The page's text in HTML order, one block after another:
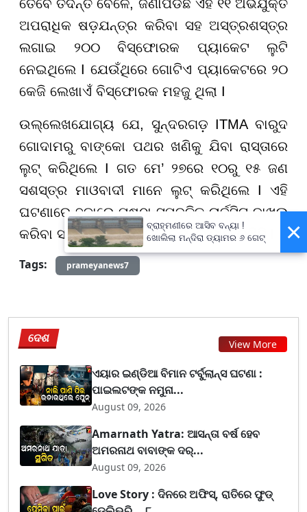
ତେବେ ତଦନ୍ତ ବେଳେ, ଜଣାପଡିଛି ଏହି ୧୧ ଅଭିଯୁକ୍ତ
ଅପରାଧିକ ଷଡ଼ଯନ୍ତ୍ର କରିବା ସହ ଅସ୍ତ୍ରଶସ୍ତ୍ର
ଲଗାଇ ୨୦୦ ବିସ୍ଫୋରକ ପ୍ୟାକେଟ ଲୁଟି
ନେଇଥିଲେ I ଯେଉଁଥିରେ ଗୋଟିଏ ପ୍ୟାକେଟରେ ୨୦
କେଜି ଲେଖାଏଁ ବିସ୍ଫୋରକ ମହଜୁ ଥିଲା I
ଉଲ୍ଲେଖଯୋଗ୍ୟ ଯେ, ସୁନ୍ଦରଗଡ଼ ITMA ବାରୁଦ
ଗୋଦାମରୁ ବାଙ୍କୋ ପଥର ଖଣିକୁ ଯିବା ରାସ୍ତାରେ
ଲୁଟ୍ କରିଥିଲେ I ଗତ ମେ’ ୨୭ରେ ୧୦ରୁ ୧୫ ଜଣ
ସଶସ୍ତ୍ର ମାଓବାଦୀ ମାନେ ଲୁଟ୍ କରିଥିଲେ I ଏହି
ଘଟଣାରେ ହଜାରେ ପୃଷ୍ଠା ସମ୍ବଳିତ ଚାର୍ଜସିଟ୍ ଦାଖଲ
କରିବା ସହ ଏବେବି NIA ତାର ତଦନ୍ତ ଜାରି ରଖିଛି I
Tags:
prameyanews7
ଦେଶ View More
ଏୟାର ଇଣ୍ଡିଆ ବିମାନ ଟର୍ବୁଲାନ୍ସ ଘଟଣା :
ପାଇଲଟଙ୍କ ନମୁନା...
August 09, 2026
Amarnath Yatra: ଆସନ୍ତା ବର୍ଷ ହେବ
ଅମରନାଥ ବାବାଙ୍କ ଦର୍...
August 09, 2026
Love Story : ଦିନରେ ଅଫିସ୍, ରାତିରେ ଫୁଡ୍
×
ବ୍ରାହ୍ମଣୀରେ ଆସିବ ବନ୍ୟା !
ଖୋଲିଲା ମନ୍ଦିରା ଡ୍ୟାମର ୬ ଗେଟ୍